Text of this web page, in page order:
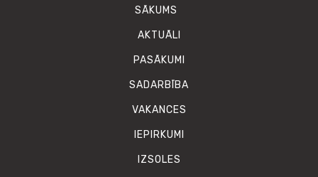
SĀKUMS
AKTUĀLI
PASĀKUMI
SADARBĪBA
VAKANCES
IEPIRKUMI
IZSOLES